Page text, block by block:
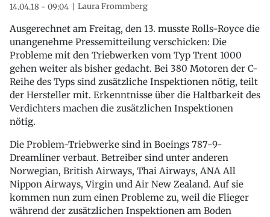
14.04.18 - 09:04 Laura Frommberg
Ausgerechnet am Freitag, den 13. musste Rolls-Royce die
unangenehme Pressemitteilung verschicken: Die
Probleme mit den Triebwerken vom Typ Trent 1000
gehen weiter als bisher gedacht. Bei 380 Motoren der C-
Reihe des Typs sind zusätzliche Inspektionen nötig, teilt
der Hersteller mit. Erkenntnisse über die Haltbarkeit des
Verdichters machen die zusätzlichen Inspektionen
nötig.
Die Problem-Triebwerke sind in Boeings 787-9-
Dreamliner verbaut. Betreiber sind unter anderen
Norwegian, British Airways, Thai Airways, ANA All
Nippon Airways, Virgin und Air New Zealand. Auf sie
kommen nun zum einen Probleme zu, weil die Flieger
während der zusätzlichen Inspektionen am Boden